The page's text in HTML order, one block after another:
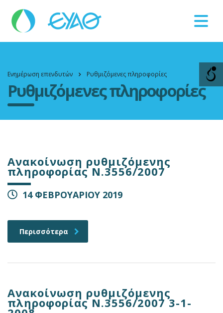
11124
Ενημέρωση επενδυτών Ρυθμιζόμενες πληροφορίες
Ρυθμιζόμενες πληροφορίες
Ανακοίνωση ρυθμιζόμενης
πληροφορίας Ν.3556/2007
14 ΦΕΒΡΟΥΑΡΙΟΥ 2019
Περισσότερα
Ανακοίνωση ρυθμιζόμενης
πληροφορίας Ν.3556/2007 3-1-